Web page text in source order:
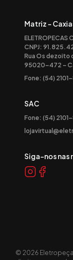
Matriz -
ELETROPECAS
CNPJ:
Rua Os dezoito
95020-472 –
Fone: (54)
SAC
Fone: (54)
Siga-nos nas
© 2026